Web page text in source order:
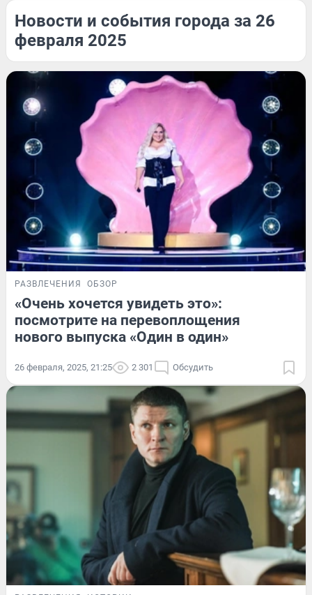
Новости и события города за 26
февраля 2025
РАЗВЛЕЧЕНИЯ ОБЗОР
«Очень хочется увидеть это»:
посмотрите на перевоплощения
нового выпуска «Один в один»
26 февраля, 2025, 21:25 2 301 Обсудить